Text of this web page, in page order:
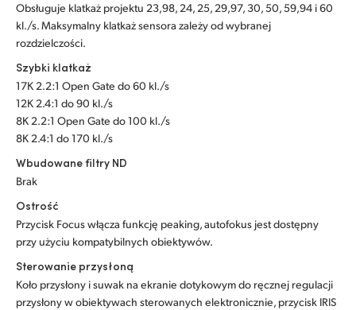
Obsługuje klatkaż projektu 23,98, 24, 25, 29,97, 30, 50, 59,94 i 60
kl./s. Maksymalny klatkaż sensora zależy od wybranej
rozdzielczości.
Szybki klatkaż
17K 2.2:1 Open Gate do 60 kl./s
12K 2.4:1 do 90 kl./s
8K 2.2:1 Open Gate do 100 kl./s
8K 2.4:1 do 170 kl./s
Wbudowane filtry ND
Brak
Ostrość
Przycisk Focus włącza funkcję peaking, autofokus jest dostępny
przy użyciu kompatybilnych obiektywów.
Sterowanie przysłoną
Koło przysłony i suwak na ekranie dotykowym do ręcznej regulacji
przysłony w obiektywach sterowanych elektronicznie, przycisk IRIS